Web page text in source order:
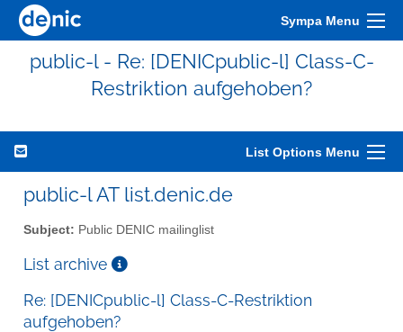
Sympa Menu
public-l - Re: [DENICpublic-l] Class-C-
Restriktion aufgehoben?
List Options Menu
public-l AT list.denic.de
Subject: Public DENIC mailinglist
List archive
Re: [DENICpublic-l] Class-C-Restriktion
aufgehoben?